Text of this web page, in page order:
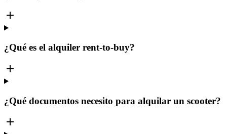
¿Qué es el alquiler rent-to-buy?
¿Qué documentos necesito para alquilar un scooter?